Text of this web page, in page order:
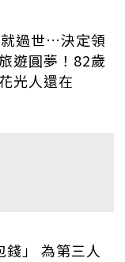
過世…決定領
遊圓夢！82歲
光人還在
錢」 為第三人